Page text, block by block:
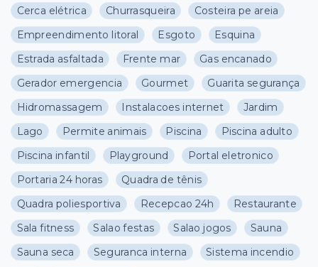
Cerca elétrica
Churrasqueira
Costeira pe areia
Empreendimento litoral
Esgoto
Esquina
Estrada asfaltada
Frente mar
Gas encanado
Gerador emergencia
Gourmet
Guarita segurança
Hidromassagem
Instalacoes internet
Jardim
Lago
Permite animais Piscina
Piscina adulto
Piscina infantil
Playground
Portal eletronico
Portaria 24 horas
Quadra de tênis
Quadra poliesportiva
Recepcao 24h
Restaurante
Sala fitness
Salao festas Salao jogos
Sauna
Sauna seca
Seguranca interna
Sistema incendio